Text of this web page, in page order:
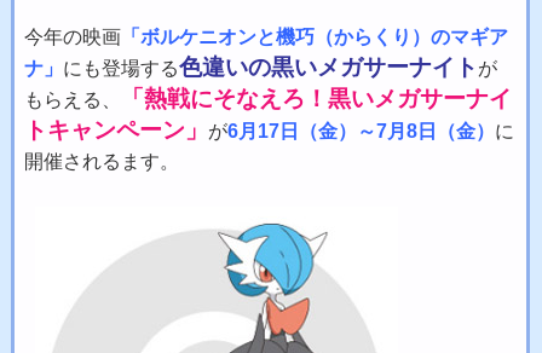
今年の映画 「ボルケニオンと機巧（からくり）のマギア
ナ」 にも登場する色違いの黒いメガサーナイト が
もらえる、
「熱戦にそなえろ！黒いメガサーナイ
トキャンペーン」
が6月17日（金）～7月8日（金） に
開催されるます。